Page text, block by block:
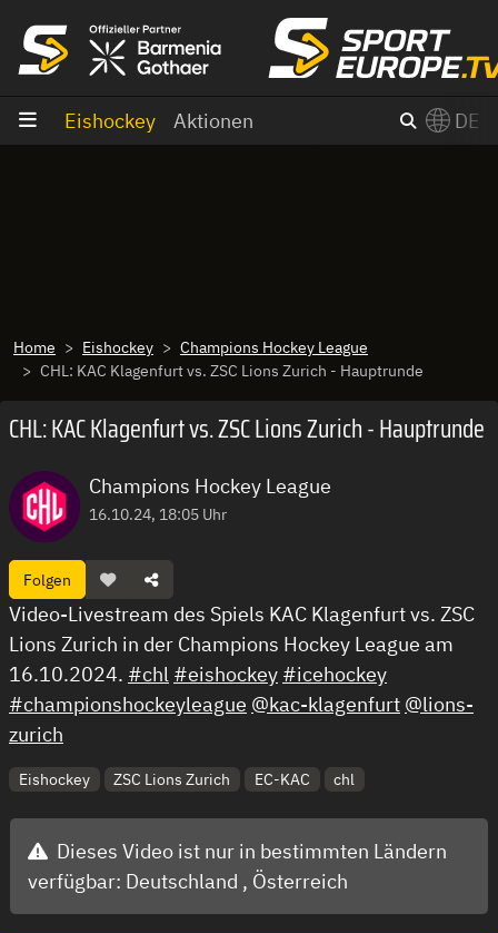
Eishockey Aktionen DE
Home Eishockey
Champions Hockey League
CHL: KAC Klagenfurt vs. ZSC Lions Zurich - Hauptrunde
CHL: KAC Klagenfurt vs. ZSC Lions Zurich - Hauptrunde
Champions Hockey League
16.10.24, 18:05 Uhr
Folgen
Video-Livestream des Spiels KAC Klagenfurt vs. ZSC
Lions Zurich in der Champions Hockey League am
16.10.2024. #chl #eishockey #icehockey
#championshockeyleague @kac-klagenfurt @lions-
zurich
Eishockey ZSC Lions Zurich EC-KAC chl
Dieses Video ist nur in bestimmten Ländern
verfügbar: Deutschland , Österreich